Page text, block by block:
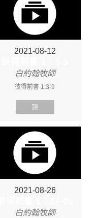
2021-08-12
白約翰牧師
彼得前書 1:3-9
聽
2021-08-26
白約翰牧師